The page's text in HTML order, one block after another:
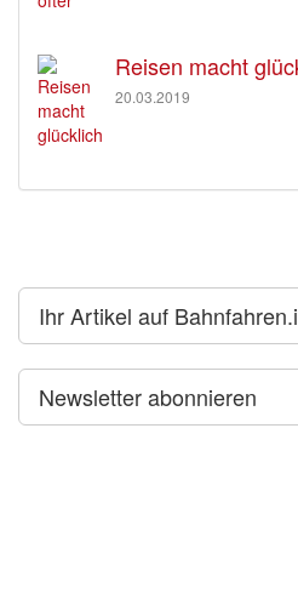
Reisen macht
20.03.2019
Ihr Artikel auf
Newsletter abonnieren